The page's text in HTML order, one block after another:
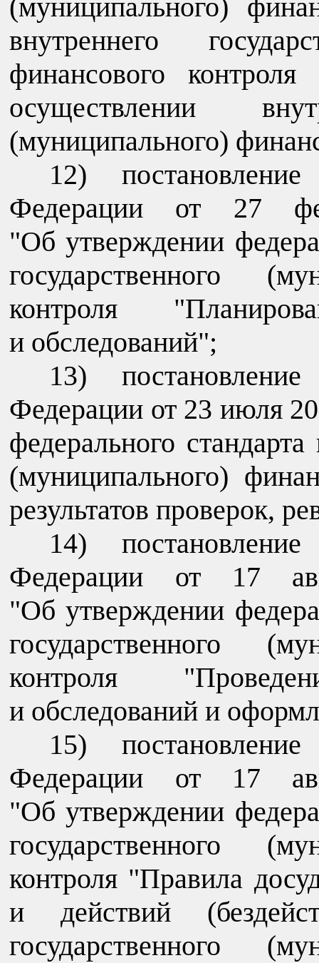
(муниципального)
внутреннего
финансового
осуществлении
(муниципального)
12)
Федерации от 27
"Об утверждении
государственного
контроля
и обследований";
13)
Федерации от 23 июля
федерального стандарта
(муниципального)
результатов проверок,
14)
Федерации от 17
"Об утверждении
государственного
контроля
и обследований и
15)
Федерации от 17
"Об утверждении
государственного
контроля "Правила
и действий
государственного